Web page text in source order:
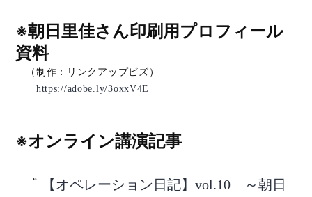
※朝日里佳さん印刷用プロフィール
資料
（制作：リンクアップビズ）
https://adobe.ly/3oxxV4E
※オンライン講演記事
【オペレーション日記】vol.10 ～朝日